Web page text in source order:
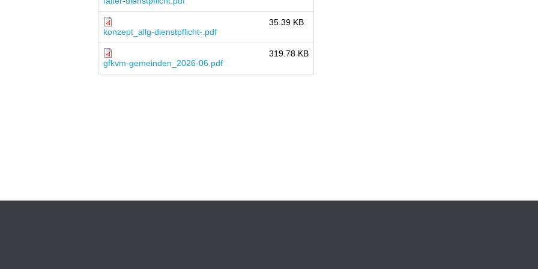
konzept_allg-dienstpflicht-.pdf
35.39 KB
gfkvm-gemeinden_2026-06.pdf
319.78 KB